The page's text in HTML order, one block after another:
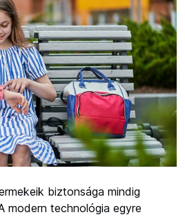
biztonsága mindig
modern technológia egyre